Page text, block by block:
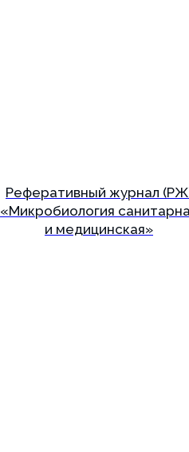
Реферативный журнал
«Микробиология
и медицинская»